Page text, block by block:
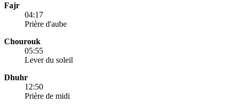
Fajr
04:17
Prière d'aube
Chourouk
05:55
Lever du soleil
Dhuhr
12:50
Prière de midi